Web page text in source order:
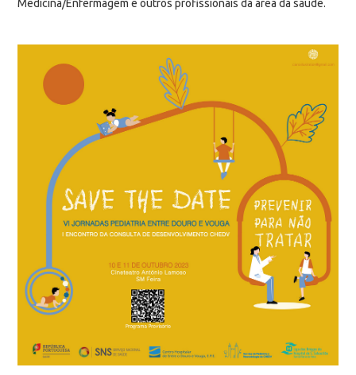
Medicina/Enfermagem e outros profissionais da área da saúde.